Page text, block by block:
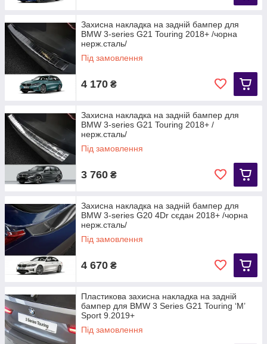
Захисна накладка на задній бампер для
BMW 3-series G21 Touring 2018+ /чорна
нерж.сталь/
Під замовлення
4 170 ₴
Захисна накладка на задній бампер для
BMW 3-series G21 Touring 2018+ /
нерж.сталь/
Під замовлення
3 760 ₴
Захисна накладка на задній бампер для
BMW 3-series G20 4Dr сєдан 2018+ /чорна
нерж.сталь/
Під замовлення
4 670 ₴
Пластикова захисна накладка на задній
бампер для BMW 3 Series G21 Touring ‘M’
Sport 9.2019+
Під замовлення